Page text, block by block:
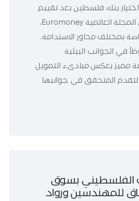
اختيار بنك فلسطين بعد تقييم
شامل أجرته لجنة التحكيم في المجلة العالمية Euromoney،
بمختلف محاور الاستدامة،
في الجوانب البيئية
مميز يعكس مبادىء التمويل
المتحقق في جوانبها
الفلسطيني بسوق
للمهندسين ورواد